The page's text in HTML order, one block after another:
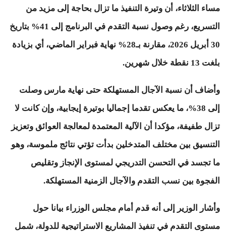
مساء الثلاثاء، أن وتيرة التنفيذ ما تزال بحاجة إلى مزيد من
التسريع، رغم وصول نسبة التقدم في البرنامج إلى 41% بتاريخ
30 أبريل 2026، مقارنة بـ28% نهاية فبراير الماضي، أي بزيادة
بلغت 13 نقطة خلال شهرين.
وأضاف أن نسبة الآجال المستهلكة حتى نهاية مارس وصلت
إلى 38%، ما يعكس تقدما إجماليا بوتيرة إيجابية، وإن كانت لا
تزال طفيفة، مؤكدا أن الآلية المعتمدة لمعالجة العوائق وتعزيز
التنسيق بين مختلف المتدخلين بدأت تؤتي نتائج ملموسة، وهو
ما تجسد في التحسن التدريجي لمستوى الإنجاز وتقليص
الفجوة بين نسب التقدم والآجال الزمنية المستهلكة.
وأشار الوزير إلى أنه قدم أمام مجلس الوزراء بيانا حول
مستوى التقدم في تنفيذ المشاريع الاستراتيجية للدولة، شمل